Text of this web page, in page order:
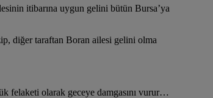
itibarına uygun gelini bütün Bursa’ya
diğer taraftan Boran ailesi gelini olma
felaketi olarak geceye damgasını vurur…